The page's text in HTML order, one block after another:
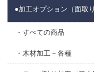
●加工オプション（面取
すべての商品
木材加工－各種